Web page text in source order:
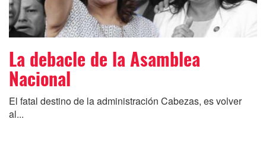
La debacle de la Asamblea
Nacional
El fatal destino de la administración Cabezas, es volver
al...